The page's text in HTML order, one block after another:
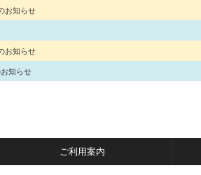
お知らせ
お知らせ
知らせ
ご利用案内